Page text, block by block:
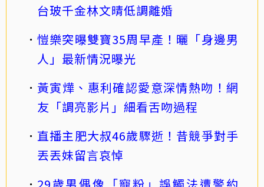
台玻千金林文晴低調離婚
愷樂突曝雙寶35周早產！曬「身邊男
人」最新情況曝光
黃寅燁、惠利確認愛意深情熱吻！網
友「調亮影片」細看舌吻過程
直播主肥大叔46歲驟逝！昔競爭對手
丟丟妹留言哀悼